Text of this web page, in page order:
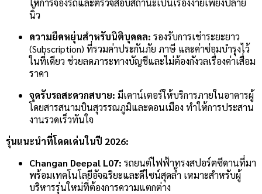
ให้การจองรถและตรวจสอบสถานะเป็นเรื่องง่ายเพียงปลาย
นิ้ว
ความยืดหยุ่นสำหรับนิติบุคคล: รองรับการเช่าระยะยาว
(Subscription) ที่รวมค่าประกันภัย ภาษี และค่าซ่อมบำรุงไว้
ในที่เดียว ช่วยลดภาระทางบัญชีและไม่ต้องกังวลเรื่องค่าเสื่อม
ราคา
จุดรับรถสะดวกสบาย: มีเคาน์เตอร์ให้บริการภายในอาคารผู้
โดยสารสนามบินสุวรรณภูมิและดอนเมือง ทำให้การประสาน
งานรวดเร็วทันใจ
รุ่นแนะนำที่โดดเด่นในปี 2026:
Changan Deepal L07: รถยนต์ไฟฟ้าทรงสปอร์ตซีดานที่มา
พร้อมเทคโนโลยีอัจฉริยะและดีไซน์สุดล้ำ เหมาะสำหรับผู้
บริหารรุ่นใหม่ที่ต้องการความแตกต่าง